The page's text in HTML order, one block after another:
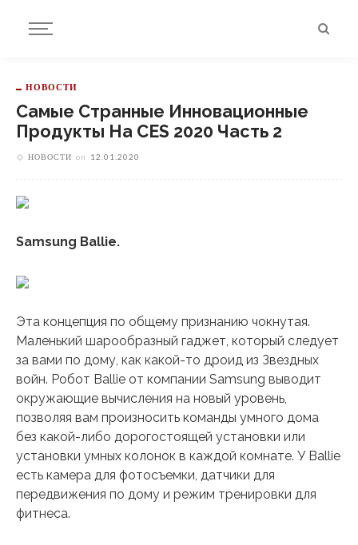
НОВОСТИ
Самые Странные Инновационные
Продукты На CES 2020 Часть 2
НОВОСТИ on 12.01.2020
Samsung Ballie.
Эта концепция по общему признанию чокнутая.
Маленький шарообразный гаджет, который следует
за вами по дому, как какой-то дроид из Звездных
войн. Робот Ballie от компании Samsung выводит
окружающие вычисления на новый уровень,
позволяя вам произносить команды умного дома
без какой-либо дорогостоящей установки или
установки умных колонок в каждой комнате. У Ballie
есть камера для фотосъемки, датчики для
передвижения по дому и режим тренировки для
фитнеса.